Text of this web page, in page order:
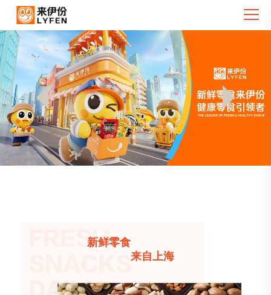
新鲜零食
来自上海